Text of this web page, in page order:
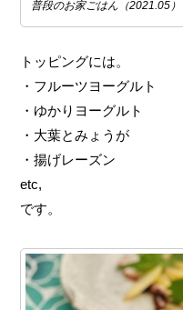
普段のお家ごはん（2021.05
トッピングには。
・フルーツヨーグルト
・ゆかりヨーグルト
・大葉とみょうが
・揚げレーズン
etc,
です。